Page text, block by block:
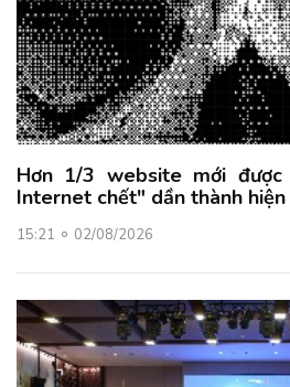
Hơn 1/3 website mới
Internet chết" dần thành hiện
15:21 02/08/2026